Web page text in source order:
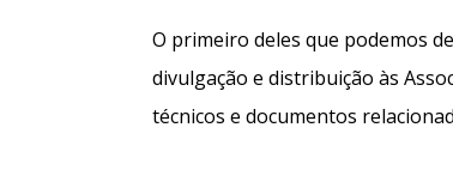
O primeiro deles que podemos
divulgação e distribuição às
técnicos e documentos